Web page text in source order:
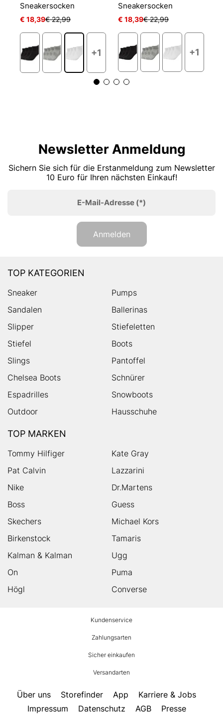
Sneakersocken
€ 18,39€ 22,99
+1
Sneakersocken
€ 18,39€ 22,99
+1
Newsletter Anmeldung
Sichern Sie sich für die Erstanmeldung zum Newsletter
10 Euro für Ihren nächsten Einkauf!
E-Mail-Adresse (*)
Anmelden
TOP KATEGORIEN
Sneaker
Pumps
Sandalen
Ballerinas
Slipper
Stiefeletten
Stiefel
Boots
Slings
Pantoffel
Chelsea Boots
Schnürer
Espadrilles
Snowboots
Outdoor
Hausschuhe
TOP MARKEN
Tommy Hilfiger
Kate Gray
Pat Calvin
Lazzarini
Nike
Dr.Martens
Boss
Guess
Skechers
Michael Kors
Birkenstock
Tamaris
Kalman & Kalman
Ugg
On
Puma
Högl
Converse
Kundenservice
Zahlungsarten
Sicher einkaufen
Versandarten
Über uns Storefinder App
Karriere & Jobs
Impressum
Datenschutz AGB Presse